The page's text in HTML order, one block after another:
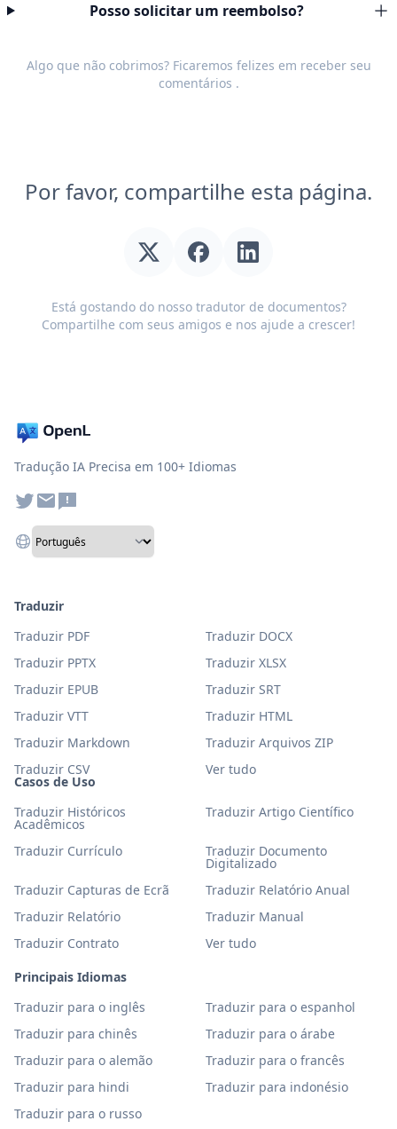
Posso solicitar um reembolso?
Algo que não cobrimos? Ficaremos felizes em receber seu
comentários .
Por favor, compartilhe esta página.
Está gostando do nosso tradutor de documentos?
Compartilhe com seus amigos e nos ajude a crescer!
Tradução IA Precisa em 100+ Idiomas
Casos de Uso
Traduzir Históricos
Acadêmicos
Traduzir Artigo Científico
Traduzir Currículo Traduzir Documento
Digitalizado
Traduzir Capturas de Ecrã
Traduzir Relatório Anual
Traduzir Relatório
Traduzir Manual
Traduzir Contrato
Ver tudo
Principais Idiomas
Traduzir para o inglês
Traduzir para o espanhol
Traduzir para chinês
Traduzir para o árabe
Traduzir para o alemão
Traduzir para o francês
Traduzir para hindi
Traduzir para indonésio
Traduzir para o russo
Traduzir
Traduzir PDF
Traduzir DOCX
Traduzir PPTX
Traduzir XLSX
Traduzir EPUB
Traduzir SRT
Traduzir VTT
Traduzir HTML
Traduzir Markdown
Traduzir Arquivos ZIP
Traduzir CSV
Ver tudo